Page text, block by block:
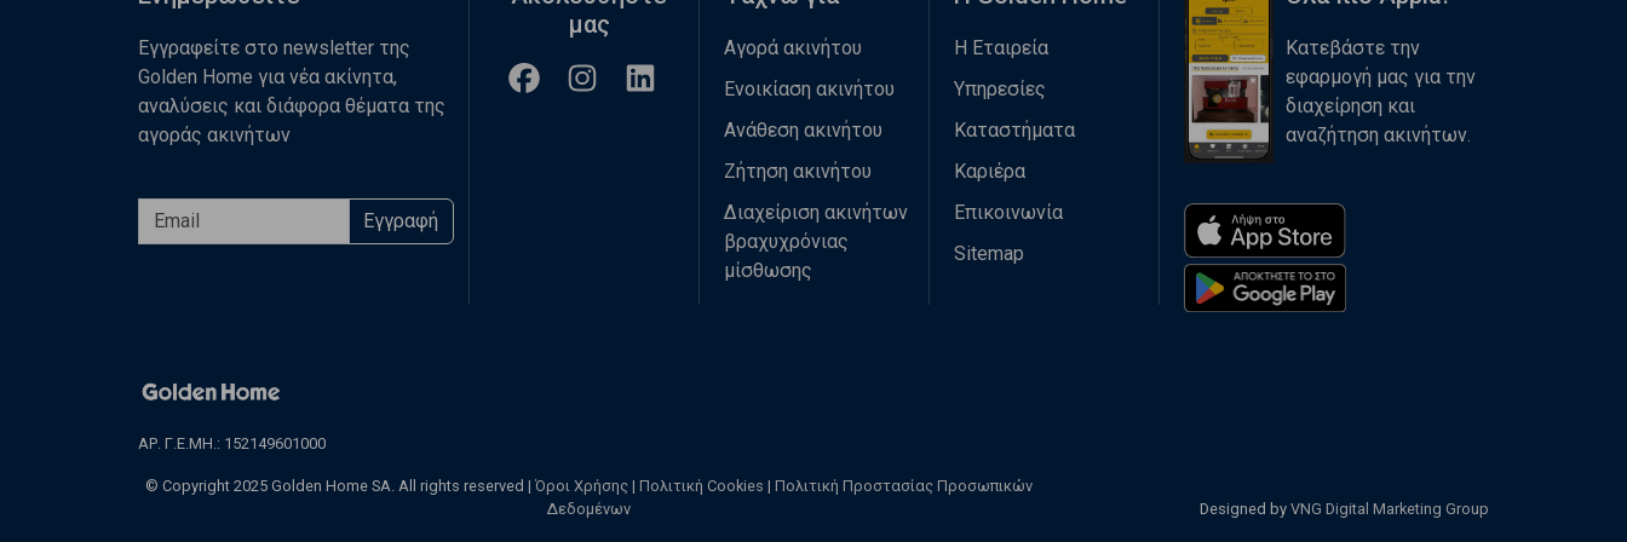
Εγγραφείτε στο newsletter της
Golden Home για νέα ακίνητα,
αναλύσεις και διάφορα θέματα της
αγοράς ακινήτων
Εγγραφή
μας
Αγορά ακινήτου
Ενοικίαση ακινήτου
Ανάθεση ακινήτου
Ζήτηση ακινήτου
Διαχείριση ακινήτων
βραχυχρόνιας
μίσθωσης
Η Εταιρεία
Υπηρεσίες
Καταστήματα
Καριέρα
Επικοινωνία
Sitemap
Κατεβάστε την
εφαρμογή μας για την
διαχείρηση και
αναζήτηση ακινήτων.
ΑΡ. Γ.Ε.ΜΗ.: 152149601000
© Copyright 2025 Golden Home SA. All rights reserved | Όροι Χρήσης | Πολιτική Cookies | Πολιτική Προστασίας Προσωπικών
Δεδομένων
Designed by VNG Digital Marketing Group